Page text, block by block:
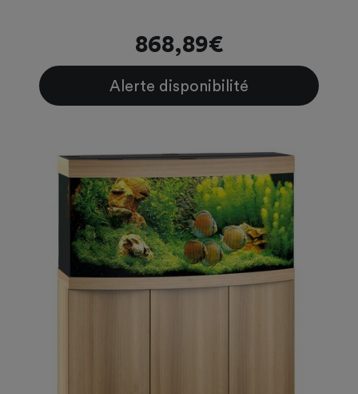
868,89€
Alerte disponibilité